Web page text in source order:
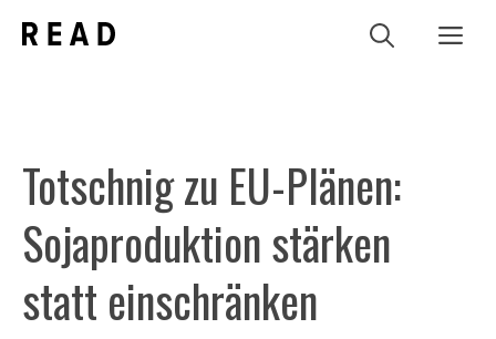
Inhalt
Totschnig zu EU-Plänen:
Sojaproduktion stärken
statt einschränken